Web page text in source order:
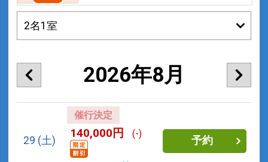
2026年8月
29 (土)
催行決定
140,000円 (-)
予約